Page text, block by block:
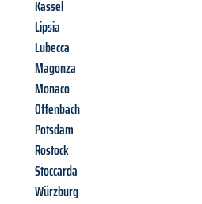
Kassel
Lipsia
Lubecca
Magonza
Monaco
Offenbach
Potsdam
Rostock
Stoccarda
Würzburg